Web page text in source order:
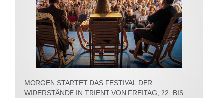
MORGEN STARTET DAS FESTIVAL DER
WIDERSTÄNDE IN TRIENT VON FREITAG, 22. BIS